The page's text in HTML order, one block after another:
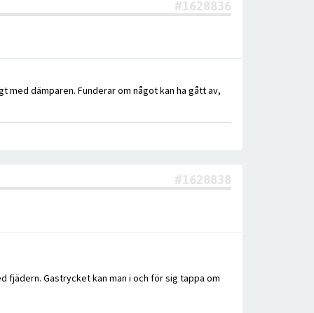
#1628836
dämparen. Funderar om något kan ha gått av,
#1628838
fjädern. Gastrycket kan man i och för sig tappa om